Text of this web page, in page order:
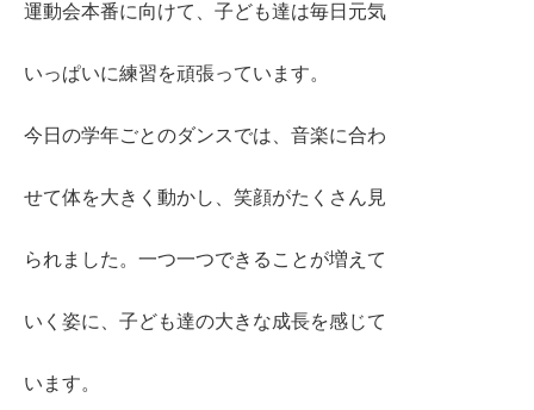
運動会本番に向けて、子ども達は毎日元気
いっぱいに練習を頑張っています。
今日の学年ごとのダンスでは、音楽に合わ
せて体を大きく動かし、笑顔がたくさん見
られました。一つ一つできることが増えて
いく姿に、子ども達の大きな成長を感じて
います。